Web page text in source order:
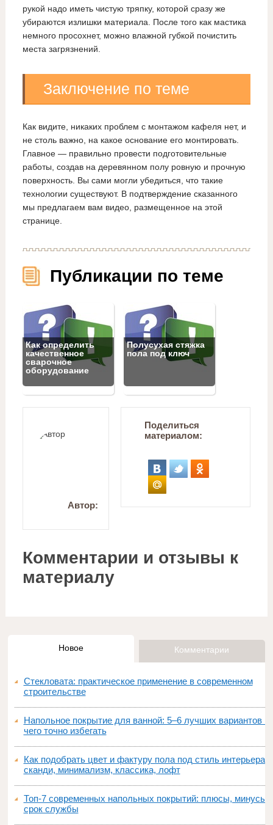
рукой надо иметь чистую тряпку, которой сразу же
убираются излишки материала. После того как мастика
немного просохнет, можно влажной губкой почистить
места загрязнений.
Заключение по теме
Как видите, никаких проблем с монтажом кафеля нет, и
не столь важно, на какое основание его монтировать.
Главное — правильно провести подготовительные
работы, создав на деревянном полу ровную и прочную
поверхность. Вы сами могли убедиться, что такие
технологии существуют. В подтверждение сказанного
мы предлагаем вам видео, размещенное на этой
странице.
Публикации по теме
Как определить
качественное
сварочное
оборудование
Полусухая стяжка
пола под ключ
Автор:
Поделиться
материалом:
Комментарии и отзывы к
материалу
Новое Комментарии
Стекловата: практическое применение в современном
строительстве
Напольное покрытие для ванной: 5–6 лучших вариантов и
чего точно избегать
Как подобрать цвет и фактуру пола под стиль интерьера:
сканди, минимализм, классика, лофт
Топ‑7 современных напольных покрытий: плюсы, минусы,
срок службы